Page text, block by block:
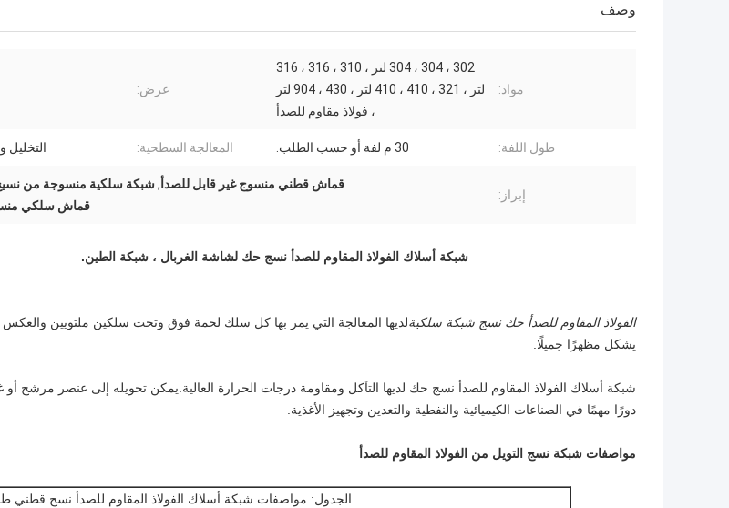
وصف
مواد:
302 ، 304 ، 304 لتر ، 310 ، 316 ، 316
لتر ، 321 ، 410 ، 410 لتر ، 430 ، 904 لتر
، فولاذ مقاوم للصدأ
عرض:
طول اللفة: 30 م لفة أو حسب الطلب. المعالجة السطحية: التخليل
إبراز:
قماش قطني منسوج غير قابل للصدأ ,شبكة سلكية منسوجة من نسيج
قماش سلكي منسوج 410
شبكة أسلاك الفولاذ المقاوم للصدأ نسج حك لشاشة الغربال ، شبكة الطين.
الفولاذ المقاوم للصدأ حك نسج شبكة سلكيةلديها المعالجة التي يمر بها كل سلك لحمة فوق وتحت سلكين ملتويين
يشكل مظهرًا جميلًا.
شبكة أسلاك الفولاذ المقاوم للصدأ نسج حك لديها التآكل ومقاومة درجات الحرارة العالية.يمكن تحويله إلى عنصر مرشح أو
دورًا مهمًا في الصناعات الكيميائية والنفطية والتعدين وتجهيز الأغذية.
مواصفات شبكة نسج التويل من الفولاذ المقاوم للصدأ
الجدول: مواصفات شبكة أسلاك الفولاذ المقاوم للصدأ نسج قطني